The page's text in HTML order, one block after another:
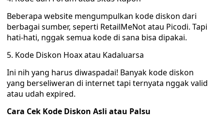
Beberapa website mengumpulkan kode diskon dari
berbagai sumber, seperti RetailMeNot atau Picodi. Tapi
hati-hati, nggak semua kode di sana bisa dipakai.
5. Kode Diskon Hoax atau Kadaluarsa
Ini nih yang harus diwaspadai! Banyak kode diskon
yang berseliweran di internet tapi ternyata nggak valid
atau udah expired.
Cara Cek Kode Diskon Asli atau Palsu